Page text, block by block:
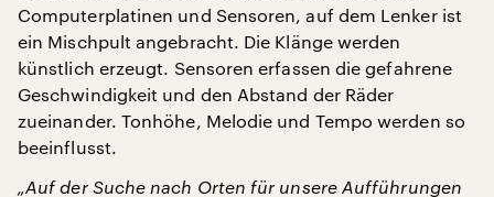
Computerplatinen und Sensoren, auf dem Lenker ist
ein Mischpult angebracht. Die Klänge werden
künstlich erzeugt. Sensoren erfassen die gefahrene
Geschwindigkeit und den Abstand der Räder
zueinander. Tonhöhe, Melodie und Tempo werden so
beeinflusst.
„Auf der Suche nach Orten für unsere Aufführungen